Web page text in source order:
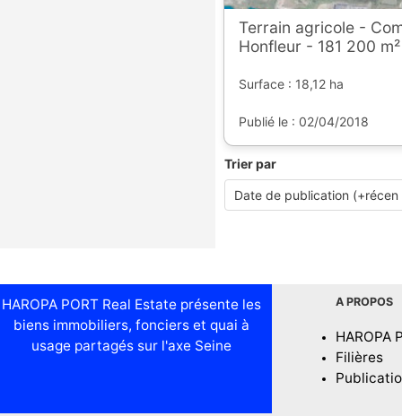
Terrain agricole -
Honfleur - 181 200 m²
Surface : 18,12 ha
Publié le : 02/04/2018
Trier par
HAROPA PORT Real Estate présente les
biens immobiliers, fonciers et quai à
usage partagés sur l'axe Seine
A PROPOS
HAROPA
Filières